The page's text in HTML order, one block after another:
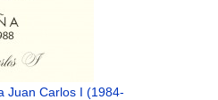
Juan Carlos I (1984-